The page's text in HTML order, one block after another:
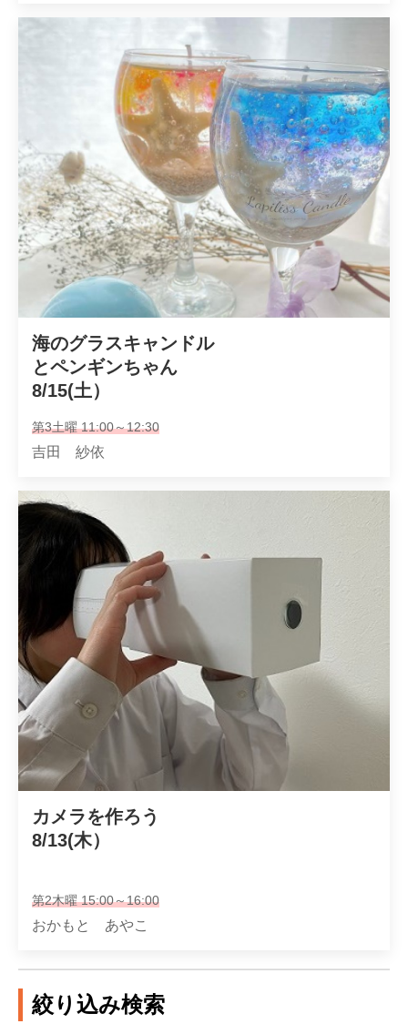
海のグラスキャンドル
とペンギンちゃん
8/15(土）
第3土曜 11:00～12:30
吉田 紗依
カメラを作ろう
8/13(木）
第2木曜 15:00～16:00
おかもと あやこ
絞り込み検索